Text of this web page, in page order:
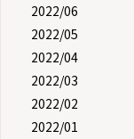
2022/06
2022/05
2022/04
2022/03
2022/02
2022/01